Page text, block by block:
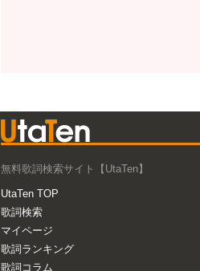
無料歌詞検索サイト【UtaTen】
UtaTen TOP
歌詞検索
マイページ
歌詞ランキング
歌詞コラム